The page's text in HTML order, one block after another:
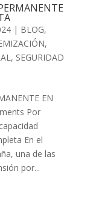
| BLOG,
,
, SEGURIDAD
EN
Por
En el
una de las
por...